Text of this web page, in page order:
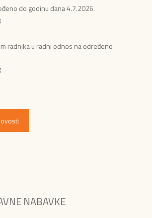
do godinu dana 4.7.2026.
radnika u radni odnos na određeno
NABAVKE